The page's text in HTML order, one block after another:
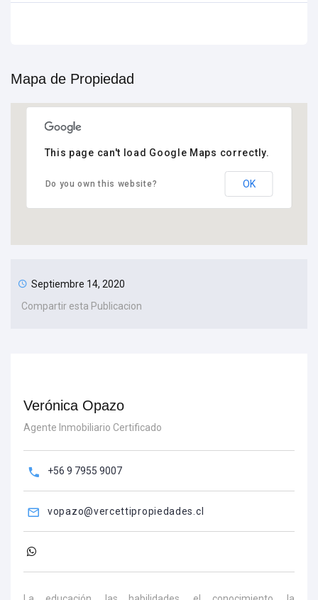
Mapa de Propiedad
This page can't load Google Maps correctly.
Do you own this website? OK
Septiembre 14, 2020
Compartir esta Publicacion
Verónica Opazo
Agente Inmobiliario Certificado
+56 9 7955 9007
vopazo@vercettipropiedades.cl